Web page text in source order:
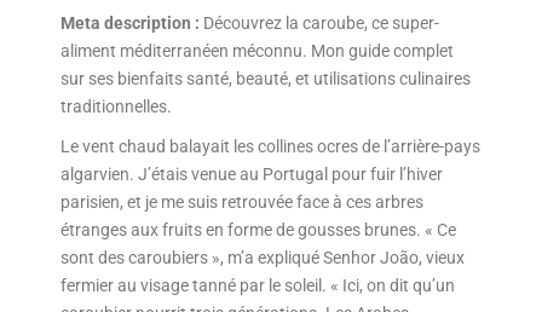
Meta description : Découvrez la caroube, ce super-
aliment méditerranéen méconnu. Mon guide complet
sur ses bienfaits santé, beauté, et utilisations culinaires
traditionnelles.
Le vent chaud balayait les collines ocres de l’arrière-pays
algarvien. J’étais venue au Portugal pour fuir l’hiver
parisien, et je me suis retrouvée face à ces arbres
étranges aux fruits en forme de gousses brunes. « Ce
sont des caroubiers », m’a expliqué Senhor João, vieux
fermier au visage tanné par le soleil. « Ici, on dit qu’un